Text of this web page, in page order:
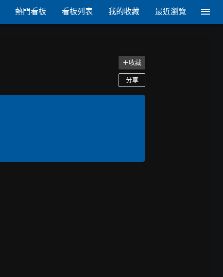
熱門看板 看板列表 我的收藏 最近瀏覽
＋收藏
分享